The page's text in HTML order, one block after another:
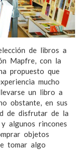
de libros a
Mapfre, con la
propuesto que
mucho
un libro a
obstante, en sus
de disfrutar de la
algunos rincones
objetos
tomar algo